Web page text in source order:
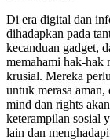
Di era digital dan
dihadapkan pada
kecanduan gadget,
memahami hak-hak
krusial. Mereka
untuk merasa
mind dan rights
keterampilan sosial
lain dan